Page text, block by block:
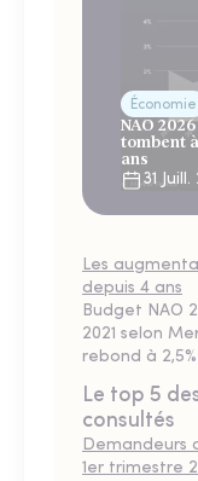
Économie
NAO
tombent
ans
31
Les
depuis 4 ans
Budget NAO
2021 selon
rebond à
Le top 5
consultés
Demandeurs
1er trimestre